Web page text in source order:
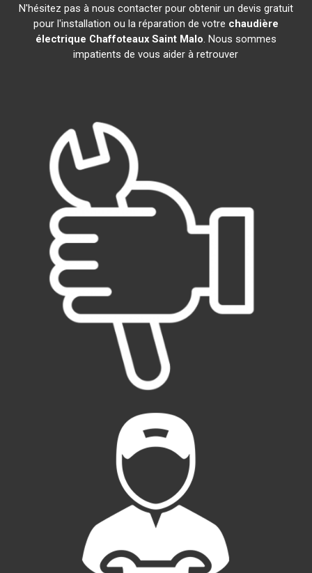
N'hésitez pas à nous contacter pour obtenir un devis gratuit
pour l'installation ou la réparation de votre chaudière
électrique Chaffoteaux Saint Malo. Nous sommes
impatients de vous aider à retrouver